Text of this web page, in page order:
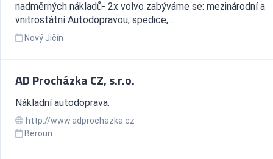
nadměrných nákladů- 2x volvo zabýváme se: mezinárodní a
vnitrostátní Autodopravou, spedice,...
Nový Jičín
AD Procházka CZ, s.r.o.
Nákladní autodoprava.
http://www.adprochazka.cz
Beroun